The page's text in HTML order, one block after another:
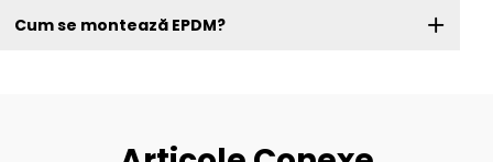
Cum se montează EPDM?